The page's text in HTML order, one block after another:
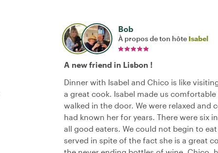
Bob
À propos de ton hôte Isabel
A new friend in Lisbon !
Dinner with Isabel and Chico is like
a great cook. Isabel made us
walked in the door. We were relaxed and
had known her for years. There were six
all good eaters. We could not begin to
served in spite of the fact she is a great